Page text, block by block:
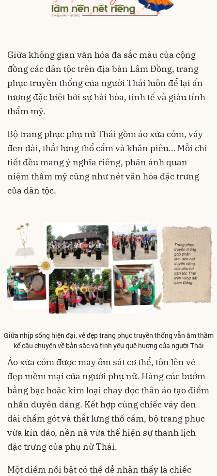
Giữa không gian văn hóa đa sắc màu của cộng
đồng các dân tộc trên địa bàn Lâm Đồng, trang
phục truyền thống của người Thái luôn để lại ấn
tượng đặc biệt bởi sự hài hòa, tinh tế và giàu tính
thẩm mỹ.
Bộ trang phục phụ nữ Thái gồm áo xửa cóm, váy
đen dài, thắt lưng thổ cẩm và khăn piêu… Mỗi chi
tiết đều mang ý nghĩa riêng, phản ánh quan
niệm thẩm mỹ cũng như nét văn hóa đặc trưng
của dân tộc.
Giữa nhịp sống hiện đại, vẻ đẹp trang phục truyền thống vẫn âm thầm
kể câu chuyện về bản sắc và tình yêu quê hương của người Thái
Áo xửa cóm được may ôm sát cơ thể, tôn lên vẻ
đẹp mềm mại của người phụ nữ. Hàng cúc bướm
bằng bạc hoặc kim loại chạy dọc thân áo tạo điểm
nhấn duyên dáng. Kết hợp cùng chiếc váy đen
dài chấm gót và thắt lưng thổ cẩm, bộ trang phục
vừa kín đáo, nền nã vừa thể hiện sự thanh lịch
đặc trưng của phụ nữ Thái.
Một điểm nổi bật có thể dễ nhận thấy là chiếc